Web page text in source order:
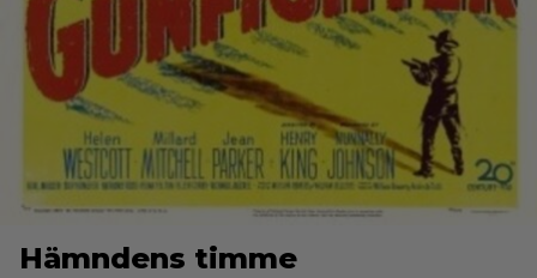
Hämndens timme